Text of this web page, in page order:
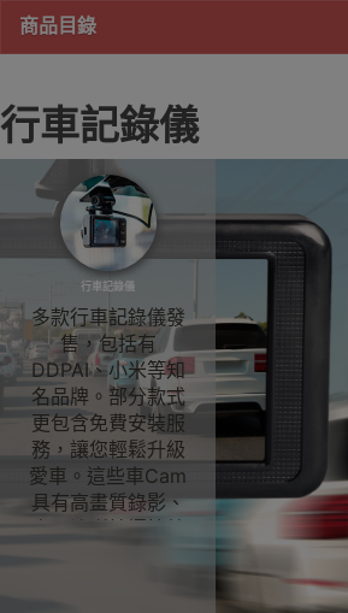
商品目錄
行車記錄儀
行車記錄儀
多款行車記錄儀發
售，包括有
DDPAI、小米等知
名品牌。部分款式
更包含免費安裝服
務，讓您輕鬆升級
愛車。這些車Cam
具有高畫質錄影、
夜間清晰拍攝等特